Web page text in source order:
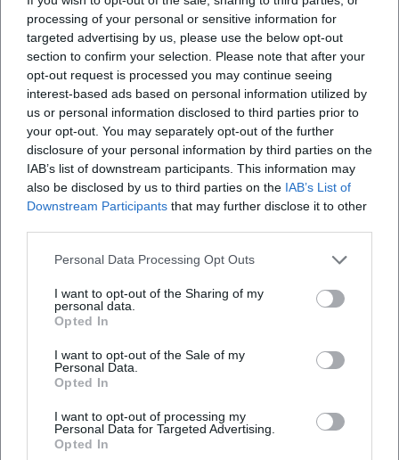
processing of your personal or sensitive information for
targeted advertising by us, please use the below opt-out
section to confirm your selection. Please note that after your
opt-out request is processed you may continue seeing
interest-based ads based on personal information utilized by
us or personal information disclosed to third parties prior to
your opt-out. You may separately opt-out of the further
disclosure of your personal information by third parties on the
IAB’s list of downstream participants. This information may
also be disclosed by us to third parties on the IAB’s List of
Downstream Participants that may further disclose it to other
Personal Data Processing Opt Outs
I want to opt-out of the Sharing of my
personal data.
Opted In
I want to opt-out of the Sale of my
Personal Data.
Opted In
I want to opt-out of processing my
Personal Data for Targeted Advertising.
Opted In
Map unavailable
Open in Google Maps
Häufig gestellte Fragen
Findet das Konzert am 21.08.2026 statt?
Wo wäre das Konzert gewesen?